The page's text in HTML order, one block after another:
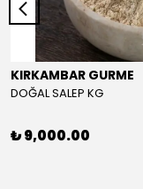
KIRKAMBAR GURME
DOĞAL SALEP KG
₺ 9,000.00